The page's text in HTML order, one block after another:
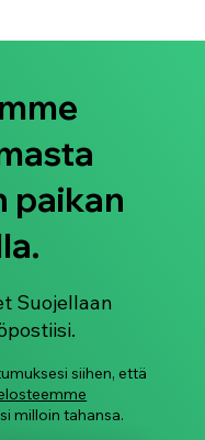
paikan
Suojellaan
siihen, että
milloin tahansa.